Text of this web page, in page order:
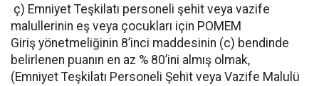
ç) Emniyet Teşkilatı personeli şehit veya vazife
malullerinin eş veya çocukları için POMEM
Giriş yönetmeliğinin 8’inci maddesinin (c) bendinde
belirlenen puanın en az % 80’ini almış olmak,
(Emniyet Teşkilatı Personeli Şehit veya Vazife Malulü